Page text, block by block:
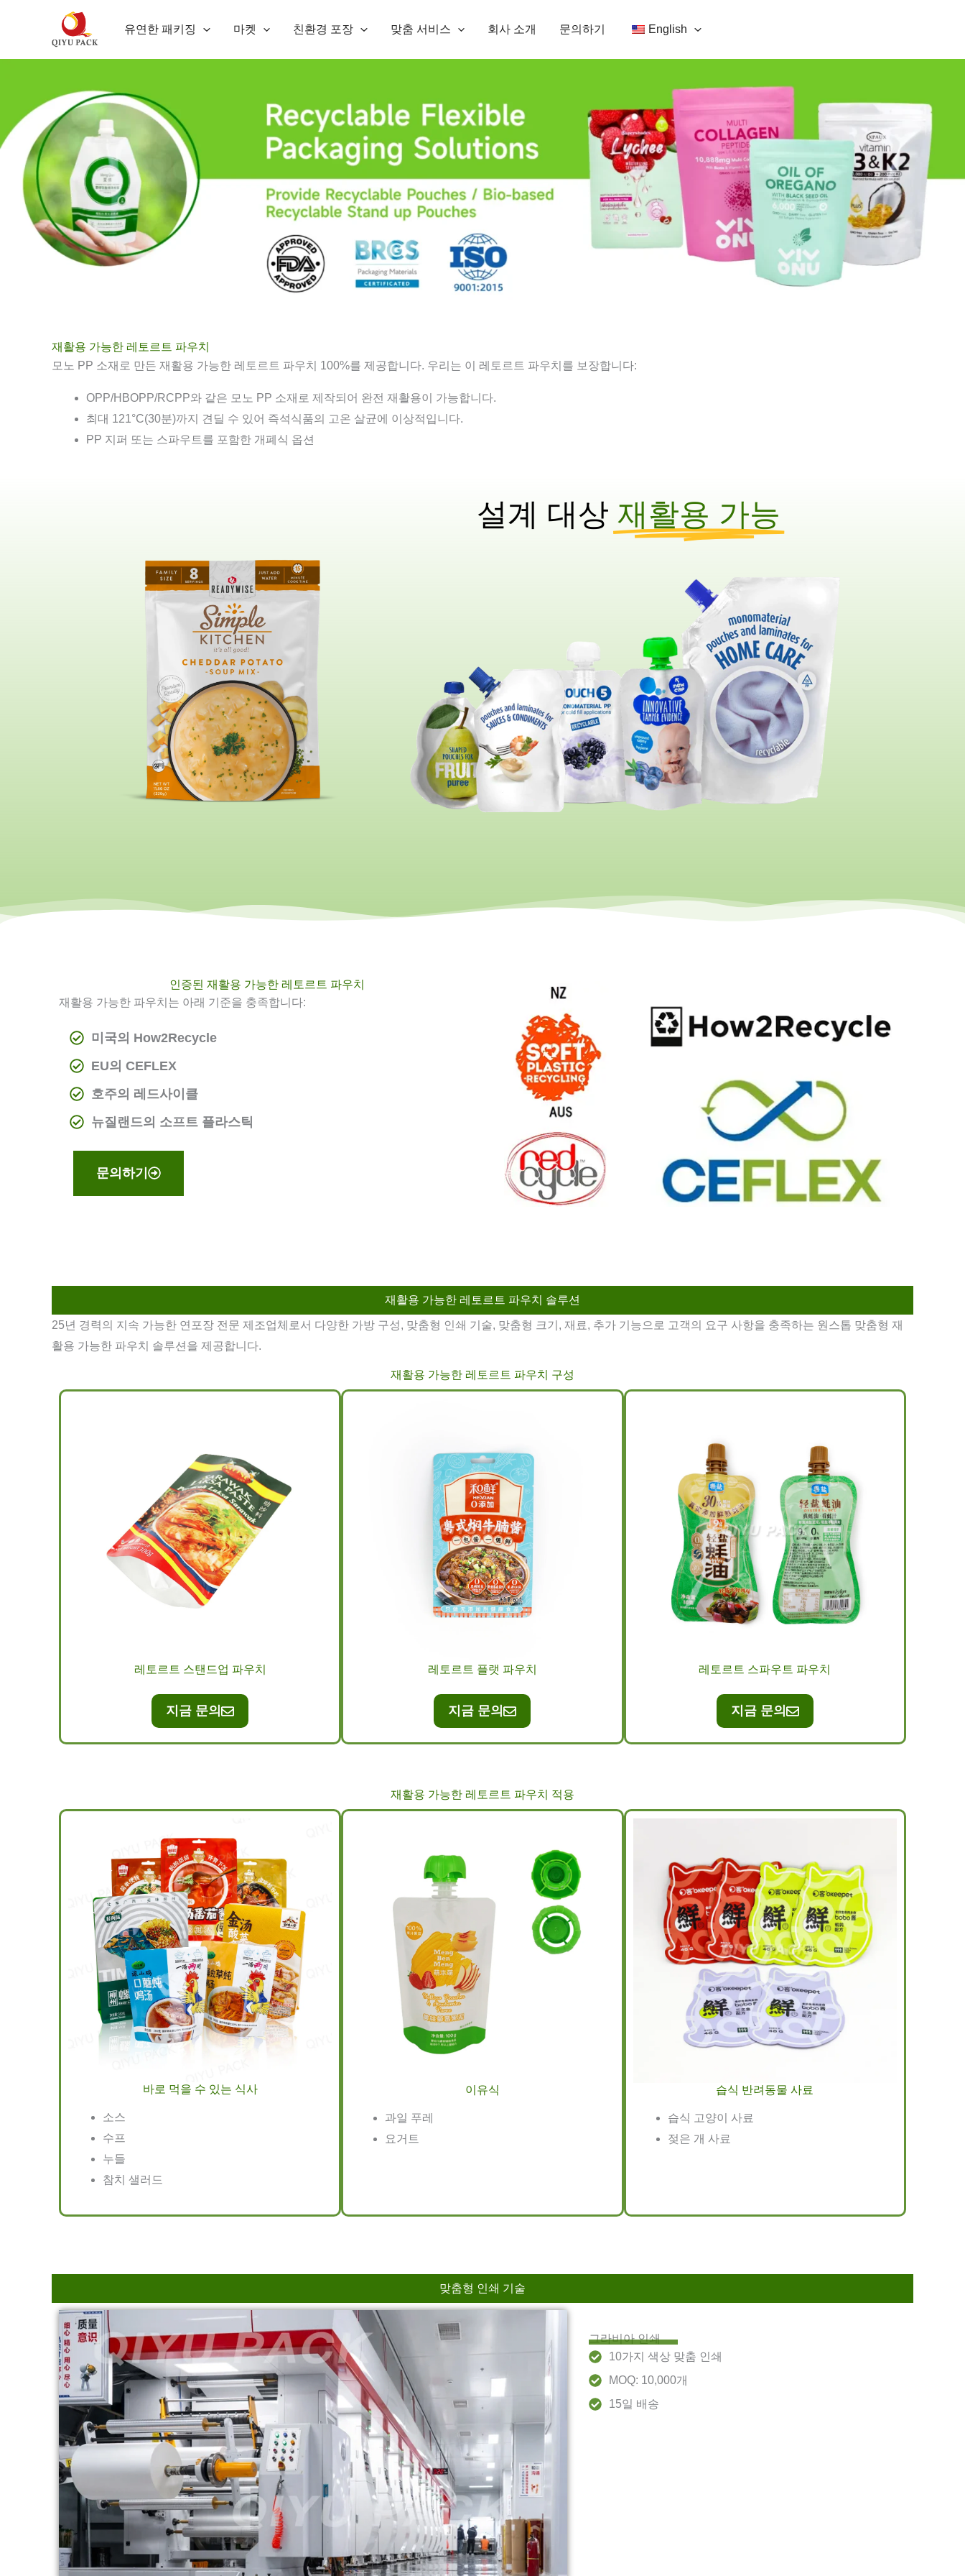
뛰
유연한 패키징 마켓 친환경 포장 맞춤 서비스 회사 소개 문의하기 English
재활용 가능한 레토르트 파우치
모노 PP 소재로 만든 재활용 가능한 레토르트 파우치 100%를 제공합니다. 우리는 이 레토르트 파우치를 보장합니다:
OPP/HBOPP/RCPP와 같은 모노 PP 소재로 제작되어 완전 재활용이 가능합니다.
최대 121°C(30분)까지 견딜 수 있어 즉석식품의 고온 살균에 이상적입니다.
PP 지퍼 또는 스파우트를 포함한 개폐식 옵션
설계 대상 재활용 가능
인증된 재활용 가능한 레토르트 파우치
재활용 가능한 파우치는 아래 기준을 충족합니다:
미국의 How2Recycle
EU의 CEFLEX
호주의 레드사이클
뉴질랜드의 소프트 플라스틱
문의하기
재활용 가능한 레토르트 파우치 솔루션
25년 경력의 지속 가능한 연포장 전문 제조업체로서 다양한 가방 구성, 맞춤형 인쇄 기술, 맞춤형 크기, 재료, 추가 기능으로 고객의 요구 사항을 충족하는 원스톱 맞춤형 재
활용 가능한 파우치 솔루션을 제공합니다.
재활용 가능한 레토르트 파우치 구성
레토르트 스탠드업 파우치
지금 문의
레토르트 플랫 파우치
지금 문의
레토르트 스파우트 파우치
지금 문의
재활용 가능한 레토르트 파우치 적용
바로 먹을 수 있는 식사
소스
수프
누들
참치 샐러드
이유식
과일 푸레
요거트
습식 반려동물 사료
습식 고양이 사료
젖은 개 사료
맞춤형 인쇄 기술
그라비아 인쇄
10가지 색상 맞춤 인쇄
MOQ: 10,000개
15일 배송